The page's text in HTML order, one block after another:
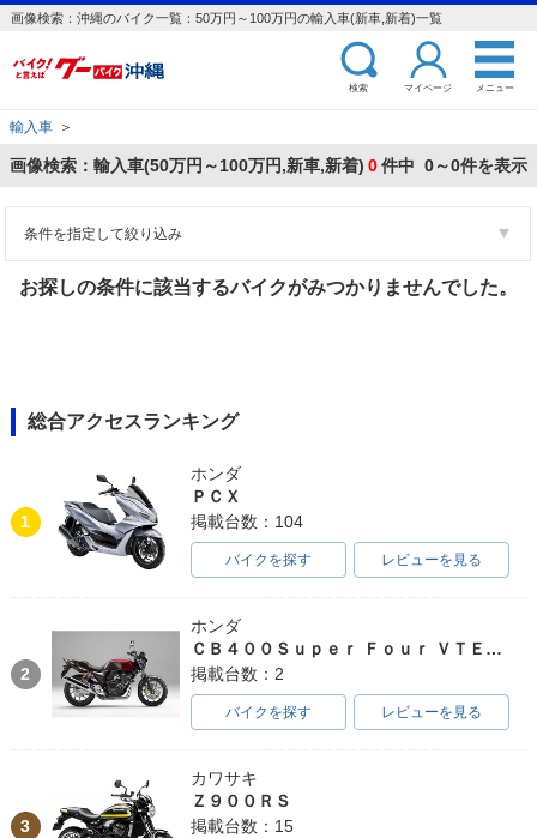
画像検索：沖縄のバイク一覧：50万円～100万円の輸入車(新車,新着)一覧
検索 マイページ メニュー
輸入車 ＞
画像検索：輸入車(50万円～100万円,新車,新着) 0件中 0～0件を表示
条件を指定して絞り込み
お探しの条件に該当するバイクがみつかりませんでした。
総合アクセスランキング
1
ホンダ
ＰＣＸ
掲載台数：104
バイクを探す レビューを見る
2
ホンダ
ＣＢ４００Ｓｕｐｅｒ Ｆｏｕｒ ＶＴＥＣ ＳＰＥＣ３
掲載台数：2
バイクを探す レビューを見る
3
カワサキ
Ｚ９００ＲＳ
掲載台数：15